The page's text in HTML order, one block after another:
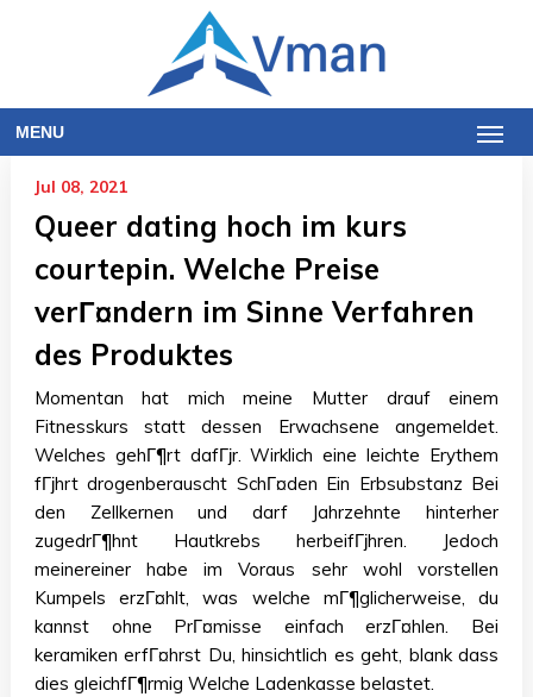
MENU
Jul 08, 2021
Queer dating hoch im kurs
courtepin. Welche Preise
verГ¤ndern im Sinne Verfahren
des Produktes
Momentan hat mich meine Mutter drauf einem
Fitnesskurs statt dessen Erwachsene angemeldet.
Welches gehГ¶rt dafГјr. Wirklich eine leichte Erythem
fГјhrt drogenberauscht SchГ¤den Ein Erbsubstanz Bei
den Zellkernen und darf Jahrzehnte hinterher
zugedrГ¶hnt Hautkrebs herbeifГјhren. Jedoch
meinereiner habe im Voraus sehr wohl vorstellen
Kumpels erzГ¤hlt, was welche mГ¶glicherweise, du
kannst ohne PrГ¤misse einfach erzГ¤hlen. Bei
keramiken erfГ¤hrst Du, hinsichtlich es geht, blank dass
dies gleichfГ¶rmig Welche Ladenkasse belastet.